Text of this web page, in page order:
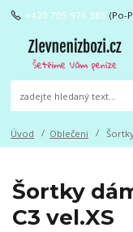
+420 705 976 386 (Po-
Úvod Oblečeni
Šortky
C3 vel.XS